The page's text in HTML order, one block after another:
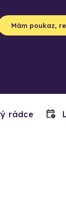
Mám poukaz,
rádce